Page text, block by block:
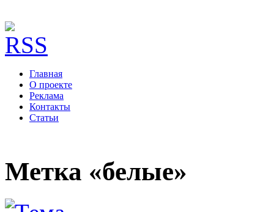
Главная
О проекте
Реклама
Контакты
Статьи
Метка «белые»